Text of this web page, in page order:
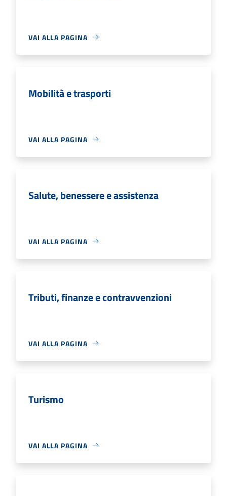
VAI ALLA PAGINA
Mobilità e trasporti
VAI ALLA PAGINA
Salute, benessere e assistenza
VAI ALLA PAGINA
Tributi, finanze e contravvenzioni
VAI ALLA PAGINA
Turismo
VAI ALLA PAGINA